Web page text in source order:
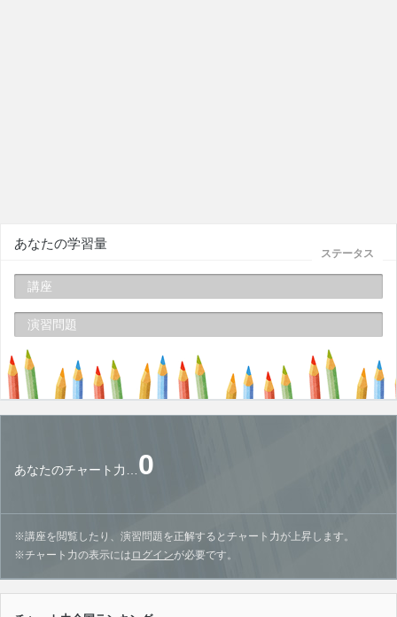
ステータス
あなたの学習量
講座
演習問題
あなたのチャート力… 0
※講座を閲覧したり、演習問題を正解するとチャート力が上昇します。
※チャート力の表示には ログインが必要です。